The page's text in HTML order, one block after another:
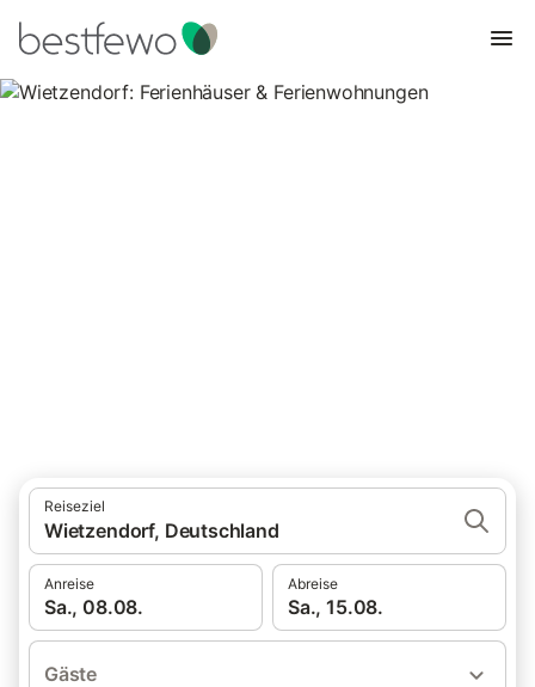
Reiseziel
Wietzendorf, Deutschland
Anreise
Sa., 08.08.
Abreise
Sa., 15.08.
Gäste